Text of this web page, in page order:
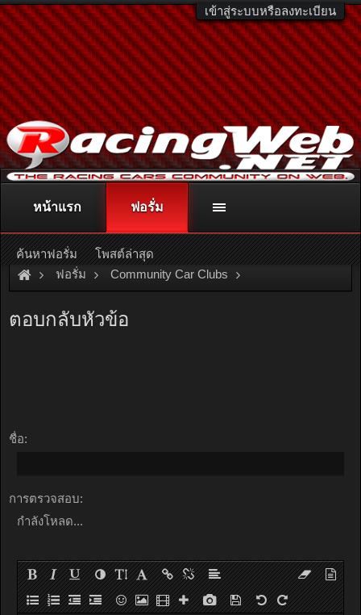
เข้าสู่ระบบหรือลงทะเบียน
ติดต่อลงโฆษณา racingweb@gmail.comหรือโทร. 081-811-1138
หรืออ่านรายละเอียดเพิ่มเติม คลิกที่นี่
ฟอรั่ม Community Car Clubs
ตอบกลับหัวข้อ
ชื่อ:
การตรวจสอบ:
กำลังโหลด...
หน้าแรก ฟอรั่ม
ค้นหาฟอรั่ม โพสต์ล่าสุด